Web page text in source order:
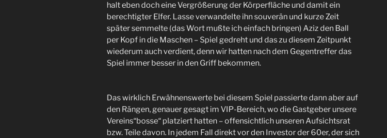
halt eben doch eine Vergrößerung der Körperfläche und damit ein
berechtigter Elfer. Lasse verwandelte ihn souverän und kurze Zeit
später semmelte (das Wort mußte ich einfach bringen) Aziz den Ball
per Kopf in die Maschen – Spiel gedreht und das zu diesem Zeitpunkt
wiederum auch verdient, denn wir hatten nach dem Gegentreffer das
Spiel immer besser in den Griff bekommen.
Das wirklich Erwähnenswerte bei diesem Spiel passierte dann aber auf
den Rängen, genauer gesagt im VIP-Bereich, wo die Gastgeber unsere
Vereins“bosse“ platziert hatten – offensichtlich unseren Aufsichtsrat
bzw. Teile davon. In jedem Fall direkt vor den Investor der 60er, der sich